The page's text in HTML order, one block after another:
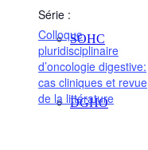
SOHC
DGHO
Série :
Colloque
pluridisciplinaire
d’oncologie digestive:
cas cliniques et revue
de la littérature